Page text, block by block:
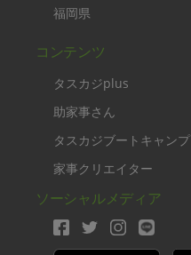
福岡県
コンテンツ
タスカジplus
助家事さん
タスカジブートキャンプ
家事クリエイター
ソーシャルメディア